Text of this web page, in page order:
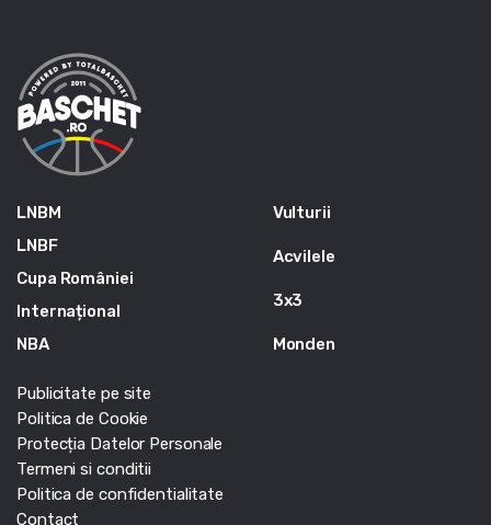
LNBM
LNBF
Cupa României
Internațional
NBA
Vulturii
Acvilele
3x3
Monden
Publicitate pe site
Politica de Cookie
Protecția Datelor Personale
Termeni si conditii
Politica de confidentialitate
Contact